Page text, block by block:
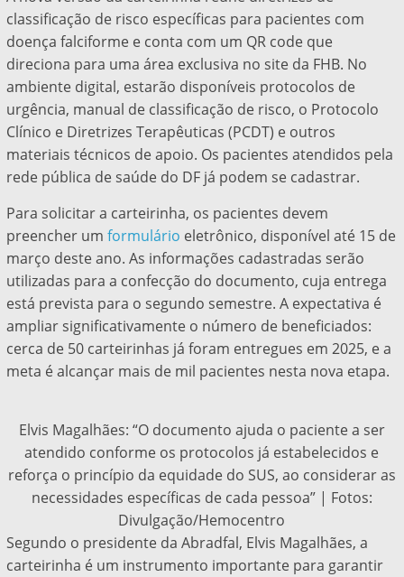
classificação de risco específicas para pacientes com
doença falciforme e conta com um QR code que
direciona para uma área exclusiva no site da FHB. No
ambiente digital, estarão disponíveis protocolos de
urgência, manual de classificação de risco, o Protocolo
Clínico e Diretrizes Terapêuticas (PCDT) e outros
materiais técnicos de apoio. Os pacientes atendidos pela
rede pública de saúde do DF já podem se cadastrar.
Para solicitar a carteirinha, os pacientes devem
preencher um formulário eletrônico, disponível até 15 de
março deste ano. As informações cadastradas serão
utilizadas para a confecção do documento, cuja entrega
está prevista para o segundo semestre. A expectativa é
ampliar significativamente o número de beneficiados:
cerca de 50 carteirinhas já foram entregues em 2025, e a
meta é alcançar mais de mil pacientes nesta nova etapa.
Elvis Magalhães: “O documento ajuda o paciente a ser
atendido conforme os protocolos já estabelecidos e
reforça o princípio da equidade do SUS, ao considerar as
necessidades específicas de cada pessoa” | Fotos:
Divulgação/Hemocentro
Segundo o presidente da Abradfal, Elvis Magalhães, a
carteirinha é um instrumento importante para garantir